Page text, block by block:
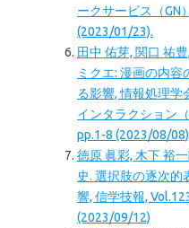
ークサービス（GN
(2023/01/23).
田中 佑芽, 関口 祐
ミクエ: 漫画の内容
る影響, 情報処理学
インタラクション
pp.1-8 (2023/08/
徳原 眞彩, 木下 裕
史. 選択肢の逐次
響, 信学技報,
(2023/09/12)